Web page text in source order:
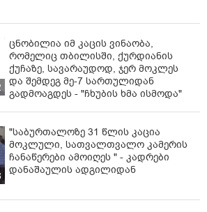
ცნობილია იმ კაცის ვინაობა,
რომელიც თბილისში, ქურდიანის
ქუჩაზე, სავარაუდოდ, ჯერ მოკლეს
და შემდეგ მე-7 სართულიდან
გადმოაგდეს - "ჩხუბის ხმა ისმოდა"
"საბურთალოზე 31 წლის კაცია
მოკლული, სათვალთვალო კამერის
ჩანაწერები ამოიღეს " - კადრები
დანაშაულის ადგილიდან